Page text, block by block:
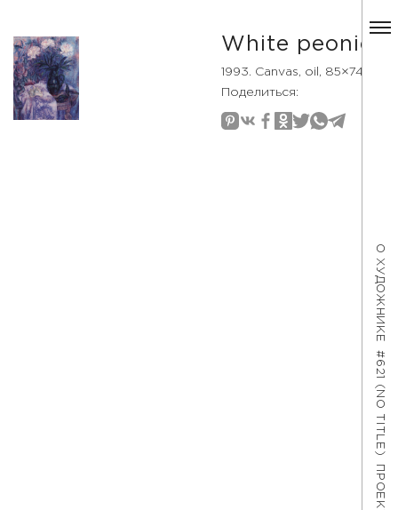
О ХУДОЖНИКЕ
#621 (NO TITLE)
ПРОЕКТЫ
White peonies
1993. Canvas, oil, 85×74
Поделиться: